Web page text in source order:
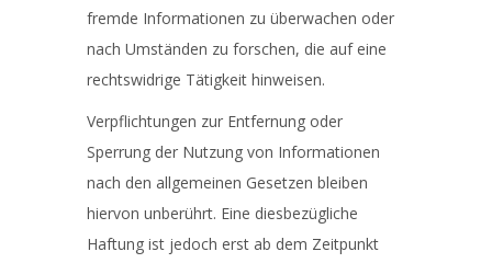
fremde Informationen zu überwachen oder
nach Umständen zu forschen, die auf eine
rechtswidrige Tätigkeit hinweisen.
Verpflichtungen zur Entfernung oder
Sperrung der Nutzung von Informationen
nach den allgemeinen Gesetzen bleiben
hiervon unberührt. Eine diesbezügliche
Haftung ist jedoch erst ab dem Zeitpunkt